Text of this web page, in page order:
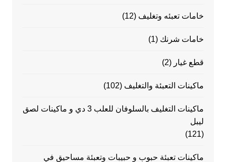
خامات تعبئه وتغليف (12)
خامات شرنك (1)
قطع غيار (2)
ماكينات التعبئة والتغليف (102)
ماكينات التغليف بالسلوفان للعلب 3 دي و ماكينات لصق
ليبل
(121)
ماكينات تعبئة حبوب و حبيبات وتعبئة مساحيق في